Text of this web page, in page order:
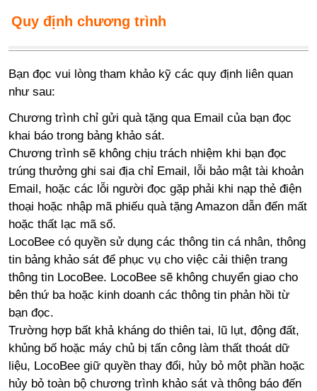
Quy định chương trình
Bạn đọc vui lòng tham khảo kỹ các quy định liên quan
như sau:
Chương trình chỉ gửi quà tặng qua Email của bạn đọc
khai báo trong bảng khảo sát.
Chương trình sẽ không chịu trách nhiệm khi bạn đọc
trúng thưởng ghi sai địa chỉ Email, lỗi bảo mật tài khoản
Email, hoặc các lỗi người đọc gặp phải khi nạp thẻ điện
thoại hoặc nhập mã phiếu quà tặng Amazon dẫn đến mất
hoặc thất lạc mã số.
LocoBee có quyền sử dụng các thông tin cá nhân, thông
tin bảng khảo sát để phục vụ cho việc cải thiện trang
thông tin LocoBee. LocoBee sẽ không chuyển giao cho
bên thứ ba hoặc kinh doanh các thông tin phản hồi từ
bạn đọc.
Trường hợp bất khả kháng do thiên tai, lũ lụt, động đất,
khủng bố hoặc máy chủ bị tấn công làm thất thoát dữ
liệu, LocoBee giữ quyền thay đổi, hủy bỏ một phần hoặc
hủy bỏ toàn bộ chương trình khảo sát và thông báo đến